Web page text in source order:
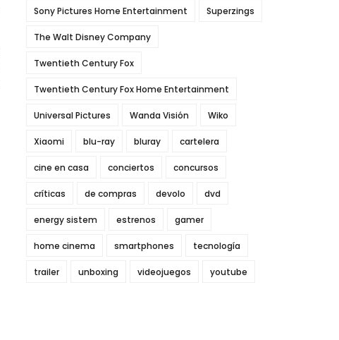
Sony Pictures Home Entertainment Superzings
The Walt Disney Company
Twentieth Century Fox
Twentieth Century Fox Home Entertainment
Universal Pictures Wanda Visión Wiko
Xiaomi blu-ray bluray cartelera
cine en casa conciertos concursos
críticas de compras devolo dvd
energy sistem estrenos gamer
home cinema smartphones tecnología
trailer unboxing videojuegos youtube